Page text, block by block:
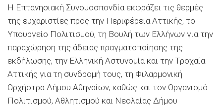
Η Επτανησιακή Συνομοσπονδία εκφράζει τις θερμές
της ευχαριστίες προς την Περιφέρεια Αττικής, το
Υπουργείο Πολιτισμού, τη Βουλή των Ελλήνων για την
παραχώρηση της άδειας πραγματοποίησης της
εκδήλωσης, την Ελληνική Αστυνομία και την Τροχαία
Αττικής για τη συνδρομή τους, τη Φιλαρμονική
Ορχήστρα Δήμου Αθηναίων, καθώς και τον Οργανισμό
Πολιτισμού, Αθλητισμού και Νεολαίας Δήμου